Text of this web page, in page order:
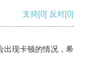
支持[0] 反对[0]
出现卡顿的情况，希